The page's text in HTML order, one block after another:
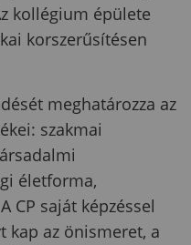
kollégium épülete
korszerűsítésen
meghatározza az
szakmai
életforma,
CP saját képzéssel
kap az önismeret, a